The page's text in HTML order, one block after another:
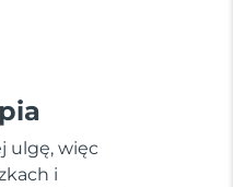
ulgę, więc
i